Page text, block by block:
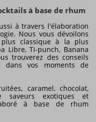
à base de rhum
à travers l'élaboration
Nous vous dévoilons
classique à la plus
Libre, Ti-punch, Banana
trouverez des conseils
dans vos moments de
caramel, chocolat,
exotiques et
à base de rhum